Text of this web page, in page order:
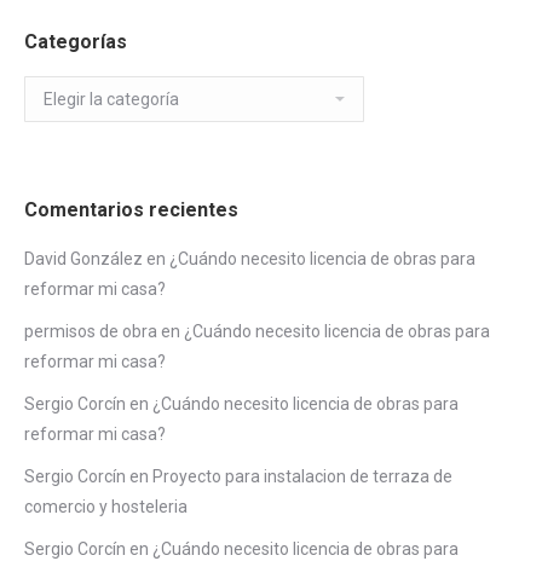
Categorías
Categorías
Comentarios recientes
David González en ¿Cuándo necesito licencia de obras para
reformar mi casa?
permisos de obra en ¿Cuándo necesito licencia de obras para
reformar mi casa?
Sergio Corcín en ¿Cuándo necesito licencia de obras para
reformar mi casa?
Sergio Corcín en Proyecto para instalacion de terraza de
comercio y hosteleria
Sergio Corcín en ¿Cuándo necesito licencia de obras para